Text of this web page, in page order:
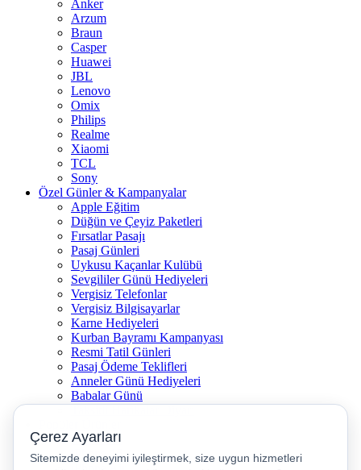
Anker
Arzum
Braun
Casper
Huawei
JBL
Lenovo
Omix
Philips
Realme
Xiaomi
TCL
Sony
Özel Günler & Kampanyalar
Apple Eğitim
Düğün ve Çeyiz Paketleri
Fırsatlar Pasajı
Pasaj Günleri
Uykusu Kaçanlar Kulübü
Sevgililer Günü Hediyeleri
Vergisiz Telefonlar
Vergisiz Bilgisayarlar
Karne Hediyeleri
Kurban Bayramı Kampanyası
Resmi Tatil Günleri
Pasaj Ödeme Teklifleri
Anneler Günü Hediyeleri
Babalar Günü
iPhone 17
iPhone 16